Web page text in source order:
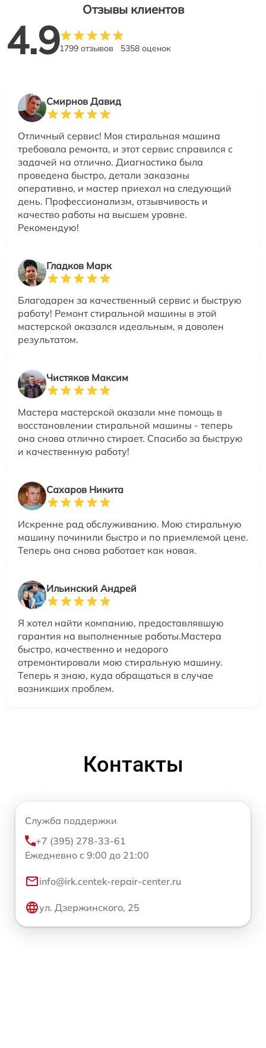
Отзывы клиентов
4.91799 отзывов 5358 оценок
Смирнов Давид
Отличный сервис! Моя стиральная машина
требовала ремонта, и этот сервис справился с
задачей на отлично. Диагностика была
проведена быстро, детали заказаны
оперативно, и мастер приехал на следующий
день. Профессионализм, отзывчивость и
качество работы на высшем уровне.
Рекомендую!
Гладков Марк
Благодарен за качественный сервис и быструю
работу! Ремонт стиральной машины в этой
мастерской оказался идеальным, я доволен
результатом.
Чистяков Максим
Мастера мастерской оказали мне помощь в
восстановлении стиральной машины - теперь
она снова отлично стирает. Спасибо за быструю
и качественную работу!
Сахаров Никита
Искренне рад обслуживанию. Мою стиральную
машину починили быстро и по приемлемой цене.
Теперь она снова работает как новая.
Ильинский Андрей
Я хотел найти компанию, предоставлявшую
гарантия на выполненные работы.Мастера
быстро, качественно и недорого
отремонтировали мою стиральную машину.
Теперь я знаю, куда обращаться в случае
возникших проблем.
Контакты
Служба поддержки
+7 (395) 278-33-61
Ежедневно с 9:00 до 21:00
info@irk.centek-repair-center.ru
ул. Дзержинского, 25